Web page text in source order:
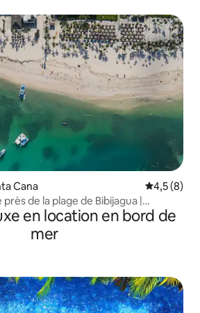
Cana Évaluation
4,5 (8)
de la plage de Bibijagua |
en location en bord de
mer